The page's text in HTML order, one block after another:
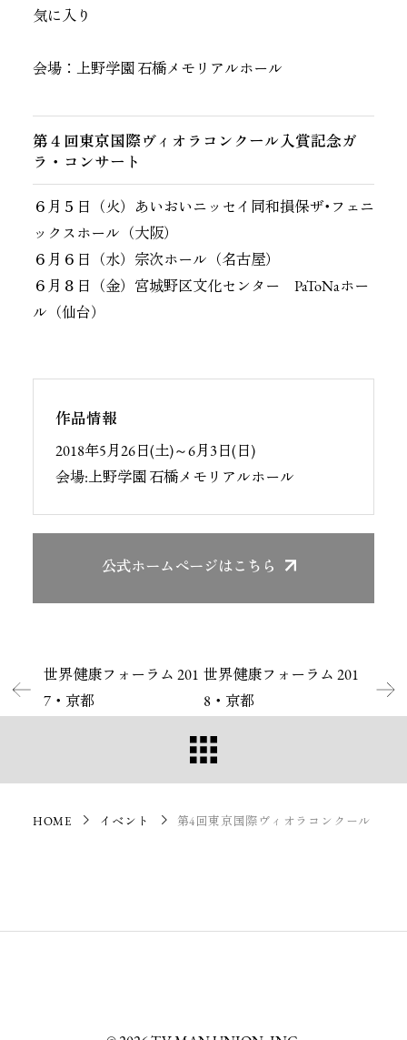
気に入り
会場：上野学園 石橋メモリアルホール
第４回東京国際ヴィオラコンクール入賞記念ガ
ラ・コンサート
６月５日（火）あいおいニッセイ同和損保ザ･フェニ
ックスホール（大阪）
６月６日（水）宗次ホール（名古屋）
６月８日（金）宮城野区文化センター PaToNaホー
ル（仙台）
作品情報
2018年5月26日(土)～6月3日(日)
会場:上野学園 石橋メモリアルホール
公式ホームページ はこちら
世界健康フォーラム 201
7・京都
世界健康フォーラム 201
8・京都
HOME イベント 第4回東京国際ヴィオラコンクール